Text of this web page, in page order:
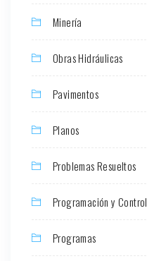
Minería
Obras Hidráulicas
Pavimentos
Planos
Problemas Resueltos
Programación y Control
Programas